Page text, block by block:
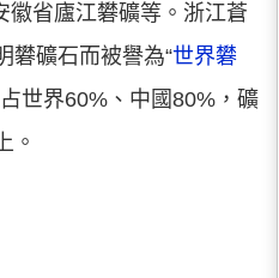
徽省廬江礬礦等。浙江蒼
礬礦石而被譽為“世界礬
世界60%、中國80%，礦
。